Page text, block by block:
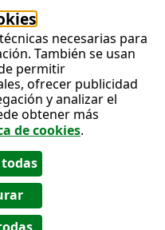
necesarias para
También se usan
permitir
ofrecer publicidad
y analizar el
obtener más
de cookies.